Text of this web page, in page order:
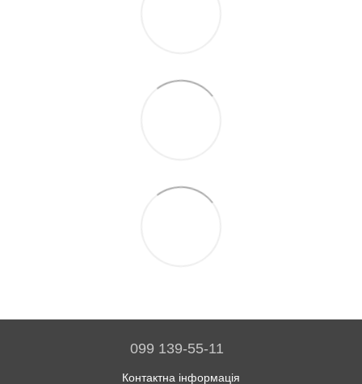
099 139-55-11
Контактна інформація